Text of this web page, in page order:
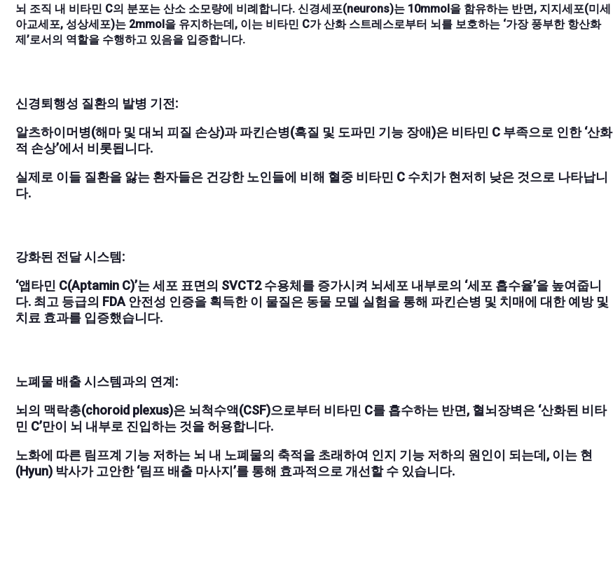
뇌 조직 내 비타민 C의 분포는 산소 소모량에 비례합니다. 신경세포(neurons)는 10mmol을 함유하는 반면, 지지세포(미세
아교세포, 성상세포)는 2mmol을 유지하는데, 이는 비타민 C가 산화 스트레스로부터 뇌를 보호하는 ‘가장 풍부한 항산화
제’로서의 역할을 수행하고 있음을 입증합니다.
신경퇴행성 질환의 발병 기전:
알츠하이머병(해마 및 대뇌 피질 손상)과 파킨슨병(흑질 및 도파민 기능 장애)은 비타민 C 부족으로 인한 ‘산화
적 손상’에서 비롯됩니다.
실제로 이들 질환을 앓는 환자들은 건강한 노인들에 비해 혈중 비타민 C 수치가 현저히 낮은 것으로 나타납니
다.
강화된 전달 시스템:
‘앱타민 C(Aptamin C)’는 세포 표면의 SVCT2 수용체를 증가시켜 뇌세포 내부로의 ‘세포 흡수율’을 높여줍니
다. 최고 등급의 FDA 안전성 인증을 획득한 이 물질은 동물 모델 실험을 통해 파킨슨병 및 치매에 대한 예방 및
치료 효과를 입증했습니다.
노폐물 배출 시스템과의 연계:
뇌의 맥락총(choroid plexus)은 뇌척수액(CSF)으로부터 비타민 C를 흡수하는 반면, 혈뇌장벽은 ‘산화된 비타
민 C’만이 뇌 내부로 진입하는 것을 허용합니다.
노화에 따른 림프계 기능 저하는 뇌 내 노폐물의 축적을 초래하여 인지 기능 저하의 원인이 되는데, 이는 현
(Hyun) 박사가 고안한 ‘림프 배출 마사지’를 통해 효과적으로 개선할 수 있습니다.